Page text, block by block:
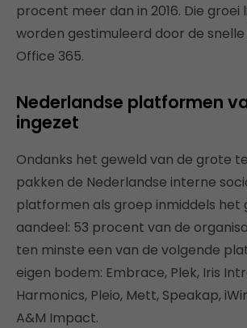
procent meer dan in 2016. Die groei
worden gestimuleerd door de
Office 365.
Nederlandse platformen
ingezet
Ondanks het geweld van de grote
pakken de Nederlandse interne
platformen als groep inmiddels het
aandeel: 53 procent van de
ten minste een van de volgende
eigen bodem: Embrace, Plek, Iris
Harmonics, Pleio, Mett, Speakap,
A&M Impact.